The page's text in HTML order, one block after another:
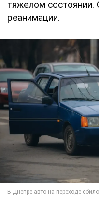
тяжелом состоянии.
реанимации.